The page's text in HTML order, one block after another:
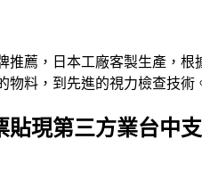
推薦，日本工廠客製生產，
物料，到先進的視力檢查技術
貼現第三方業台中